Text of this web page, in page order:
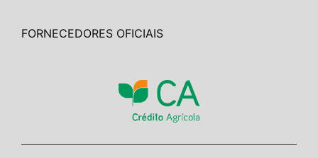
FORNECEDORES OFICIAIS